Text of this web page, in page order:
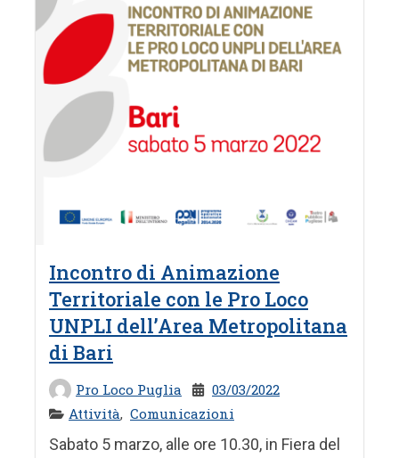
Incontro di Animazione
Territoriale con le Pro Loco
UNPLI dell’Area Metropolitana
di Bari
Pro Loco Puglia
03/03/2022
Attività, Comunicazioni
Sabato 5 marzo, alle ore 10.30, in Fiera del